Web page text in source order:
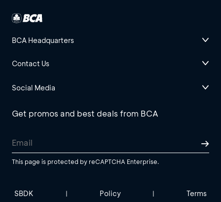
BCA Headquarters
Contact Us
Social Media
Get promos and best deals from BCA
This page is protected by reCAPTCHA Enterprise.
SBDK | Policy | Terms